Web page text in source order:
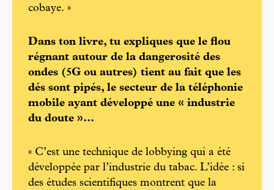
cobaye. »
Dans ton livre, tu expliques que le flou
régnant autour de la dangerosité des
ondes (5G ou autres) tient au fait que les
dés sont pipés, le secteur de la téléphonie
mobile ayant développé une « industrie
du doute »...
« C’est une technique de lobbying qui a été
développée par l’industrie du tabac. L’idée : si
des études scientifiques montrent que la